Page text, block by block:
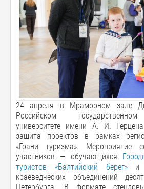
24 апреля в Мраморном зале
Российском
университете имени А. И.
защита проектов в рамках
«Грани туризма». Мероприятие
участников — обучающихся
туристов «Балтийский берег»и
краеведческих объединений